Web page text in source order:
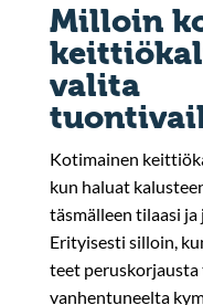
Milloin
valita
Kotimainen
kun haluat
täsmälleen tilaasi ja
Erityisesti silloin,
teet
vanhentuneelta